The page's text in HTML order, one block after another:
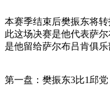
本赛季结束后樊振东将
此这场决赛是他代表萨
是他留给萨尔布吕肯俱乐
第一盘：樊振东3比1邱党